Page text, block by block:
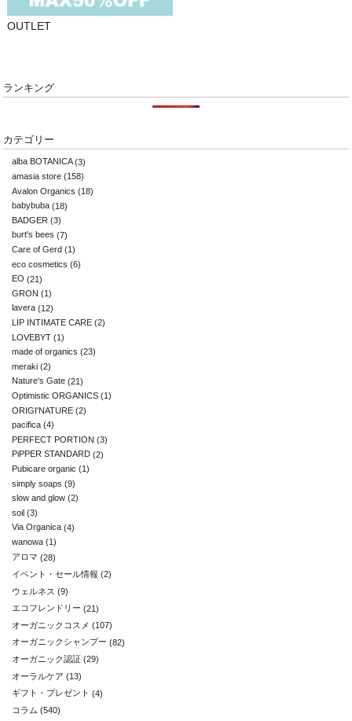
OUTLET
ランキング
カテゴリー
alba BOTANICA(3)
amasia store (158)
Avalon Organics (18)
babybuba (18)
BADGER (3)
burt's bees (7)
Care of Gerd (1)
eco cosmetics (6)
EO (21)
GRON (1)
lavera (12)
LIP INTIMATE CARE (2)
LOVEBYT (1)
made of organics (23)
meraki (2)
Nature's Gate (21)
Optimistic ORGANICS (1)
ORIGI'NATURE (2)
pacifica (4)
PERFECT PORTION (3)
PiPPER STANDARD (2)
Pubicare organic (1)
simply soaps (9)
slow and glow (2)
soil (3)
Via Organica (4)
wanowa (1)
アロマ (28)
イベント・セール情報 (2)
ウェルネス (9)
エコフレンドリー (21)
オーガニックコスメ (107)
オーガニックシャンプー (82)
オーガニック認証 (29)
オーラルケア (13)
ギフト・プレゼント (4)
コラム (540)